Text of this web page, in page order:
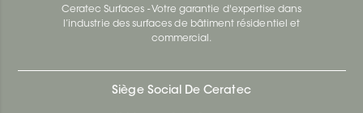
Ceratec Surfaces - Votre garantie d'expertise dans
l’industrie des surfaces de bâtiment résidentiel et
commercial.
Siège Social De Ceratec